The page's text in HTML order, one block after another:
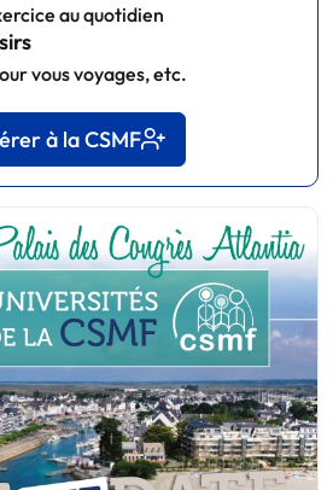
au quotidien
vous voyages, etc.
à la CSMF